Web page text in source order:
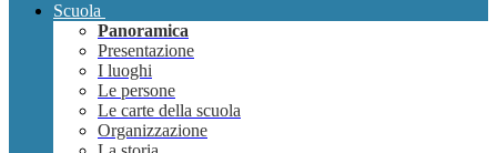
Scuola
Panoramica
Presentazione
I luoghi
Le persone
Le carte della scuola
Organizzazione